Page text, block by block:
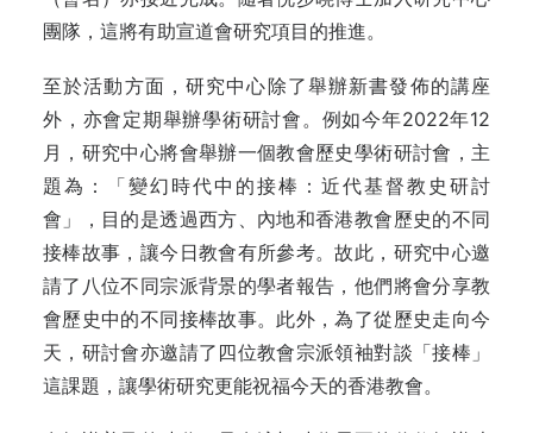
團隊，這將有助宣道會研究項目的推進。
至於活動方面，研究中心除了舉辦新書發佈的講座
外，亦會定期舉辦學術研討會。例如今年2022年12
月，研究中心將會舉辦一個教會歷史學術研討會，主
題為：
「變幻時代中的接棒：近代基督教史研討
會」，目的是透過西方、內地和香港教會歷史的不同
接棒故事，讓今日教會有所參考。故此，研究中心邀
請了八位不同宗派背景的學者報告，他們將會分享教
會歷史中的不同接棒故事。此外，為了從歷史走向今
天，研討會亦邀請了四位教會宗派領袖對談「接棒」
這課題，讓學術研究更能祝福今天的香港教會。